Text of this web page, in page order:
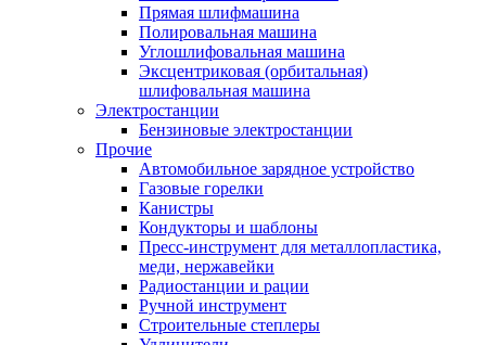
Прямая шлифмашина
Полировальная машина
Углошлифовальная машина
Эксцентриковая (орбитальная)
шлифовальная машина
Электростанции
Бензиновые электростанции
Прочие
Автомобильное зарядное устройство
Газовые горелки
Канистры
Кондукторы и шаблоны
Пресс-инструмент для металлопластика,
меди, нержавейки
Радиостанции и рации
Ручной инструмент
Строительные степлеры